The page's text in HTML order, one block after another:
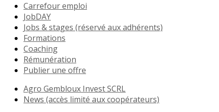
Carrefour emploi
JobDAY
Jobs & stages (réservé aux adhérents)
Formations
Coaching
Rémunération
Publier une offre
Agro Gembloux Invest SCRL
News (accès limité aux coopérateurs)